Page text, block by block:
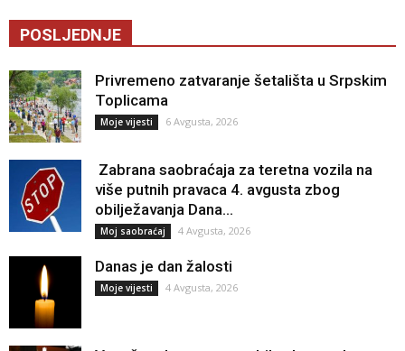
POSLJEDNJE
Privremeno zatvaranje šetališta u Srpskim
Toplicama
Moje vijesti 6 Avgusta, 2026
Zabrana saobraćaja za teretna vozila na
više putnih pravaca 4. avgusta zbog
obilježavanja Dana...
Moj saobraćaj 4 Avgusta, 2026
Danas je dan žalosti
Moje vijesti 4 Avgusta, 2026